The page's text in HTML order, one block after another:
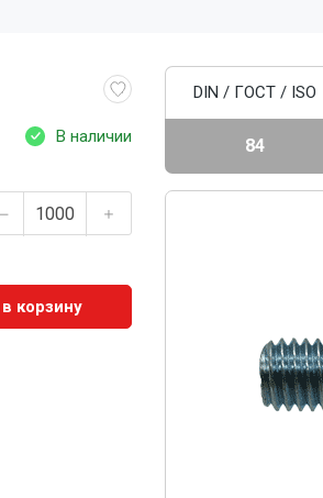
В наличии
в корзину
DIN / ГОСТ / ISO
84